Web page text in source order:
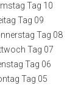
Tag 10
Tag 09
Tag 08
Tag 07
Tag 06
Tag 05